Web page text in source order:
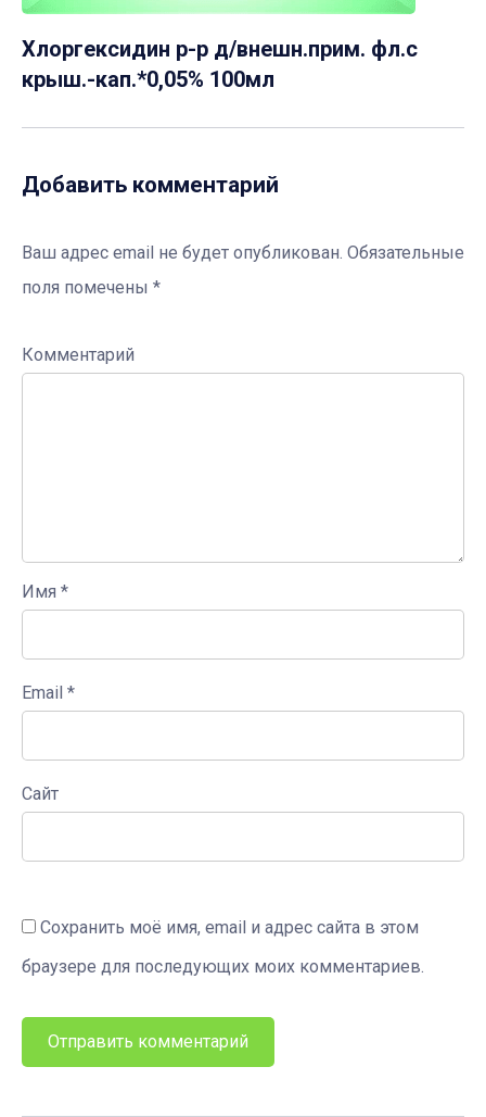
Хлоргексидин р-р д/внешн.прим. фл.с
крыш.-кап.*0,05% 100мл
Добавить комментарий
Ваш адрес email не будет опубликован. Обязательные
поля помечены *
Комментарий
Имя *
Email *
Сайт
Сохранить моё имя, email и адрес сайта в этом
браузере для последующих моих комментариев.